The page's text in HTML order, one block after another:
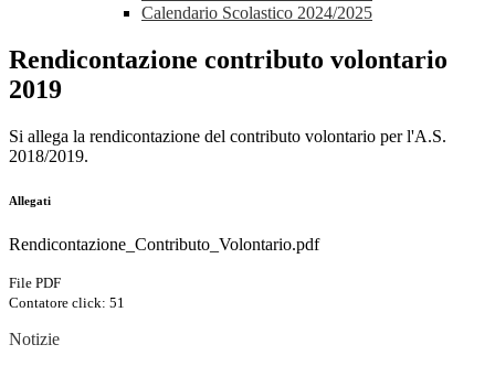
Calendario Scolastico 2024/2025
Rendicontazione contributo volontario
2019
Si allega la rendicontazione del contributo volontario per l'A.S.
2018/2019.
Allegati
Rendicontazione_Contributo_Volontario.pdf
File PDF
Contatore click: 51
Notizie